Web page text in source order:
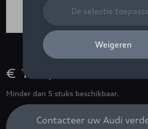
€ 115,00
Minder dan 5 stuks beschikbaar.
Contacteer uw Audi